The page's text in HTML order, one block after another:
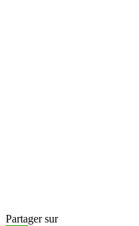
Partager sur